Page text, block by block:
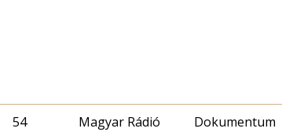
54 Magyar Rádió Dokumentum